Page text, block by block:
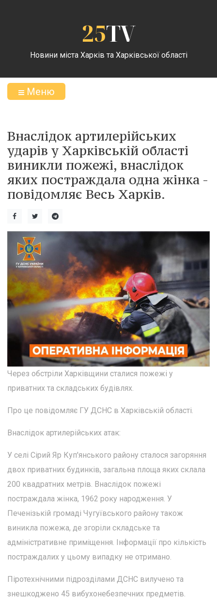
25TV
Новини міста Харків та Харківської області
Меню
Внаслідок артилерійських
ударів у Харківській області
виникли пожежі, внаслідок
яких постраждала одна жінка -
повідомляє Весь Харків.
Через обстріли Харківщини сталися пожежі у
приватних та складських будівлях.
Про це повідомляє ГУ ДСНС в Харківській області.
Внаслідок артилерійських атак:
У селі Сірий Яр Куп'янського району сталося загоряння
двох приватних будинків, загальна площа яких склала
200 квадратних метрів. Внаслідок пожежі
постраждала жінка, 1962 року народження. У
Печенізькій громаді Чугуївського району також
виникла пожежа, де згоріли складське та
адміністративне приміщення. Інформації про кількість
постраждалих у цьому випадку не отримано.
Піротехнічними підрозділами ДСНС вилучено та
знешкоджено 45 вибухонебезпечних предметів.